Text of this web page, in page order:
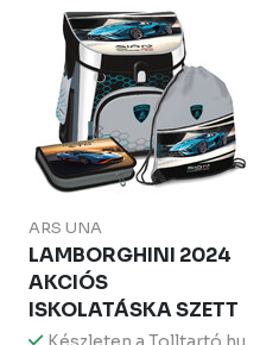
ARS UNA
LAMBORGHINI 2024
AKCIÓS
ISKOLATÁSKA SZETT